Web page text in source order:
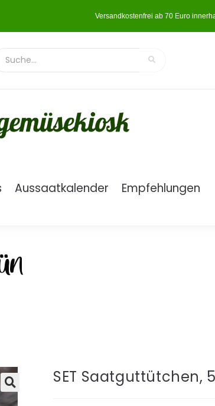
Versandkostenfrei ab 70 Euro
Aussaatkalender Empfehlungen
🔍
SET Saatguttütchen,